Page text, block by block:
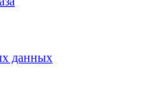
данных